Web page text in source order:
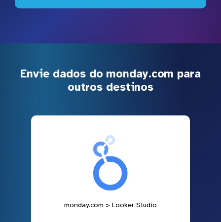
Envie dados do monday.com para
outros destinos
monday.com > Looker Studio